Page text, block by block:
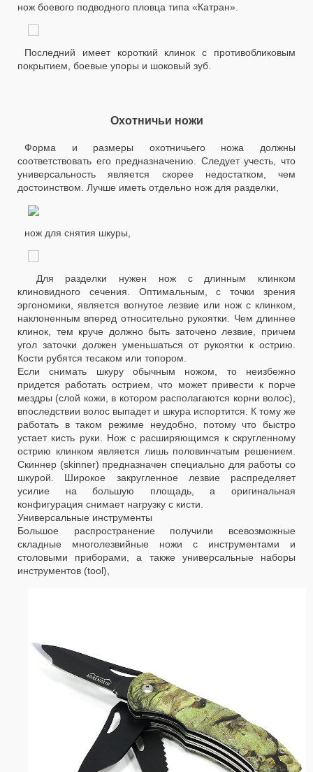
нож боевого подводного пловца типа «Катран».
Последний имеет короткий клинок с противобликовым
покрытием, боевые упоры и шоковый зуб.
Охотничьи ножи
Форма и размеры охотничьего ножа должны
соответствовать его предназначению. Следует учесть, что
универсальность является скорее недостатком, чем
достоинством. Лучше иметь отдельно нож для разделки,
нож для снятия шкуры,
Для разделки нужен нож с длинным клинком
клиновидного сечения. Оптимальным, с точки зрения
эргономики, является вогнутое лезвие или нож с клинком,
наклоненным вперед относительно рукоятки. Чем длиннее
клинок, тем круче должно быть заточено лезвие, причем
угол заточки должен уменьшаться от рукоятки к острию.
Кости рубятся тесаком или топором.
Если снимать шкуру обычным ножом, то неизбежно
придется работать острием, что может привести к порче
мездры (слой кожи, в котором располагаются корни волос),
впоследствии волос выпадет и шкура испортится. К тому же
работать в таком режиме неудобно, потому что быстро
устает кисть руки. Нож с расширяющимся к скругленному
острию клинком является лишь половинчатым решением.
Скиннер (skinner) предназначен специально для работы со
шкурой. Широкое закругленное лезвие распределяет
усилие на большую площадь, а оригинальная
конфигурация снимает нагрузку с кисти.
Универсальные инструменты
Большое распространение получили всевозможные
складные многолезвийные ножи с инструментами и
столовыми приборами, а также универсальные наборы
инструментов (tool),